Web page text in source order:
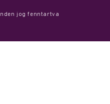
jog fenntartva